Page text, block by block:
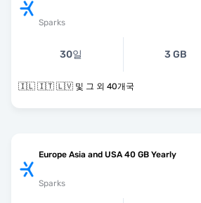
Sparks
30일 3 GB
🇮🇱 🇮🇹 🇱🇻 및 그 외 40개국
Europe Asia and USA 40 GB Yearly
Sparks